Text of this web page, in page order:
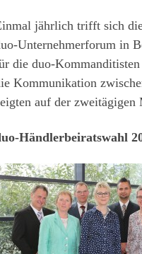
jährlich trifft sich
Unternehmerforum in
die duo-
Kommunikation
auf der zweitägigen
Händlerbeiratswahl